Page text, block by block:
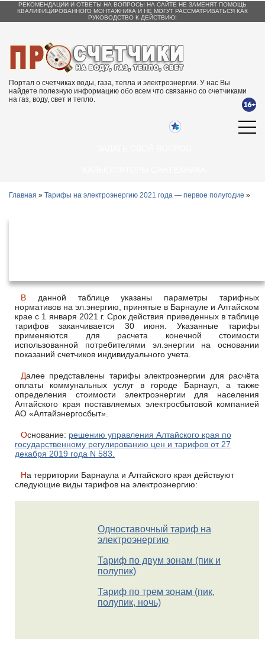
РЕКОМЕНДАЦИИ И ОТВЕТЫ НА ВОПРОСЫ НА САЙТЕ НЕ ЗАМЕНЯТ ПОМОЩЬ
КВАЛИФИЦИРОВАННОГО МОНТАЖНИКА И НЕ МОГУТ РАССМАТРИВАТЬСЯ КАК
РУКОВОДСТВО К ДЕЙСТВИЮ!
Портал о счетчиках воды, газа, тепла и электроэнергии. У нас Вы
найдете полезную информацию обо всем что связанно со счетчиками
на газ, воду, свет и тепло.
Главная » Тарифы на электроэнергию 2021 года — первое полугодие »
В данной таблице указаны параметры тарифных
нормативов на эл.энергию, принятые в Барнауле и Алтайском
крае с 1 января 2021 г. Срок действия приведенных в таблице
тарифов заканчивается 30 июня. Указанные тарифы
применяются для расчета конечной стоимости
использованной потребителями эл.энергии на основании
показаний счетчиков индивидуального учета.
Далее представлены тарифы электроэнергии для расчёта
оплаты коммунальных услуг в городе Барнаул, а также
определения стоимости электроэнергии для населения
Алтайского края поставляемых электросбытовой компанией
АО «Алтайэнергосбыт».
Основание: решению управления Алтайского края по
государственному регулированию цен и тарифов от 27
декабря 2019 года N 583.
На территории Барнаула и Алтайского края действуют
следующие виды тарифов на электроэнергию:
Одноставочный тариф на
электроэнергию
Тариф по двум зонам (пик и
полупик)
Тариф по трем зонам (пик,
полупик, ночь)